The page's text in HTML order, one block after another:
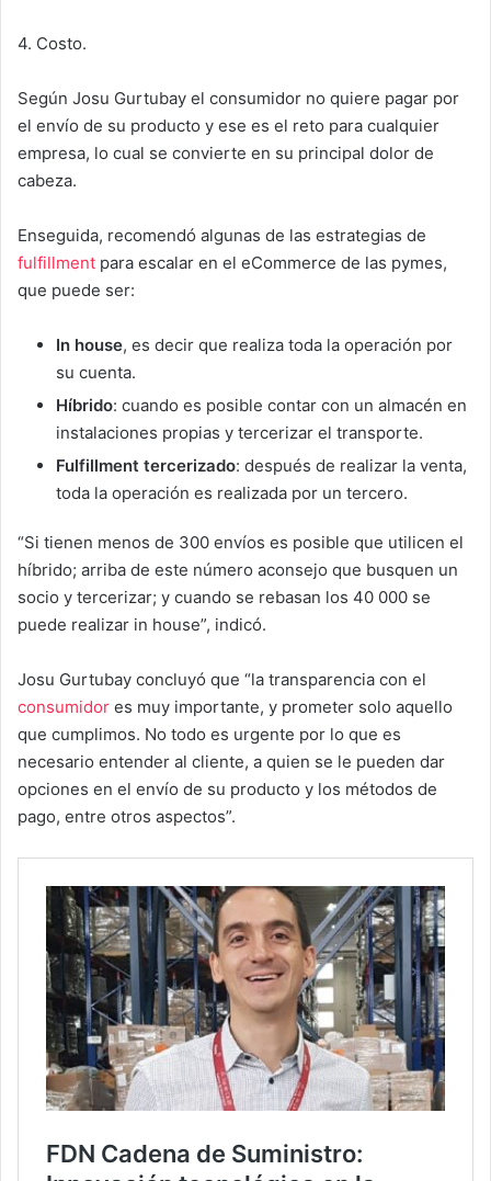
4. Costo.
Según Josu Gurtubay el consumidor no quiere pagar por
el envío de su producto y ese es el reto para cualquier
empresa, lo cual se convierte en su principal dolor de
cabeza.
Enseguida, recomendó algunas de las estrategias de
fulfillment para escalar en el eCommerce de las pymes,
que puede ser:
In house, es decir que realiza toda la operación por
su cuenta.
Híbrido: cuando es posible contar con un almacén en
instalaciones propias y tercerizar el transporte.
Fulfillment tercerizado: después de realizar la venta,
toda la operación es realizada por un tercero.
“Si tienen menos de 300 envíos es posible que utilicen el
híbrido; arriba de este número aconsejo que busquen un
socio y tercerizar; y cuando se rebasan los 40 000 se
puede realizar in house”, indicó.
Josu Gurtubay concluyó que “la transparencia con el
consumidor es muy importante, y prometer solo aquello
que cumplimos. No todo es urgente por lo que es
necesario entender al cliente, a quien se le pueden dar
opciones en el envío de su producto y los métodos de
pago, entre otros aspectos”.